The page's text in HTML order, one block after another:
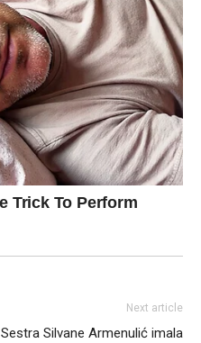
Next article
Sestra Silvane Armenulić imala